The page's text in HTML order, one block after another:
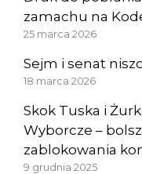
zamachu na
25 marca 2026
Sejm i senat
18 marca 2026
Skok Tuska i
Wyborcze –
zablokowania
9 grudnia 2025